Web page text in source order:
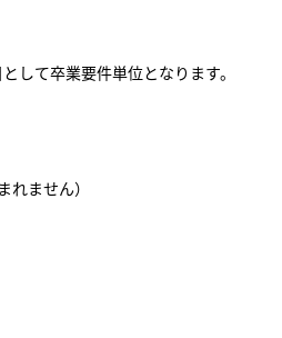
して卒業要件単位となります。
ません）